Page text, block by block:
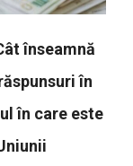
înseamnă
în
în care este